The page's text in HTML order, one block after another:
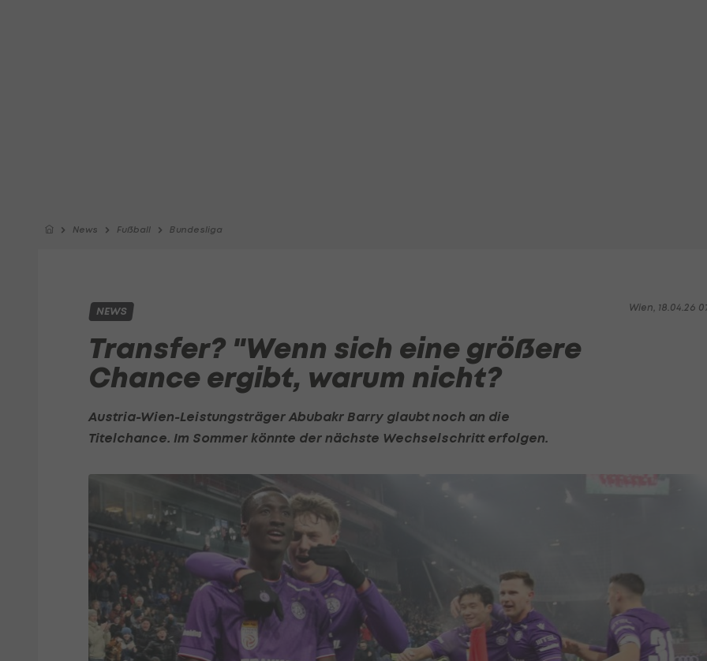
News Fußball Bundesliga
Wien, 18.04.26
NEWS
Transfer? "Wenn sich eine größere
Chance ergibt, warum nicht?
Austria-Wien-Leistungsträger Abubakr Barry glaubt noch an die
Titelchance. Im Sommer könnte der nächste Wechselschritt erfolgen.